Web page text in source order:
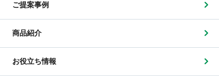
ご提案事例
商品紹介
お役立ち情報